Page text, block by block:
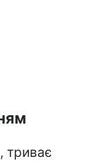
триває